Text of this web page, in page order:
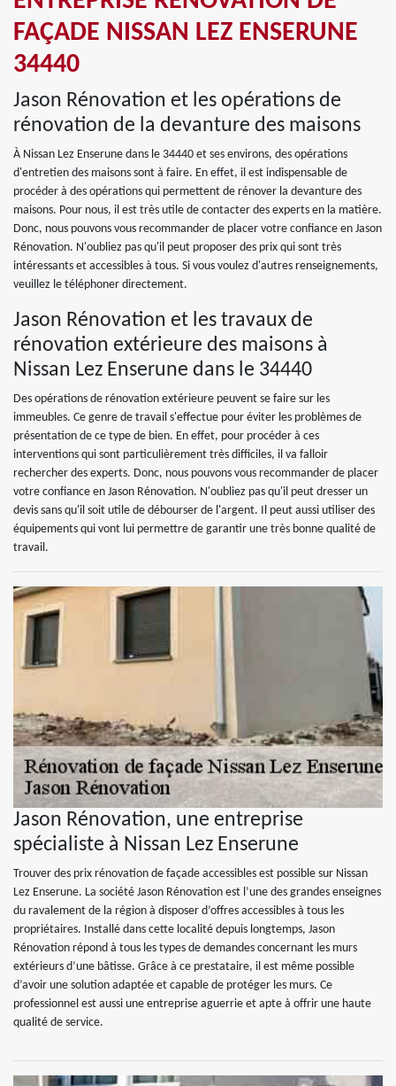
FAÇADE NISSAN LEZ ENSERUNE
34440
Jason Rénovation et les opérations de
rénovation de la devanture des maisons
À Nissan Lez Enserune dans le 34440 et ses environs, des opérations
d'entretien des maisons sont à faire. En effet, il est indispensable de
procéder à des opérations qui permettent de rénover la devanture des
maisons. Pour nous, il est très utile de contacter des experts en la matière.
Donc, nous pouvons vous recommander de placer votre confiance en Jason
Rénovation. N'oubliez pas qu'il peut proposer des prix qui sont très
intéressants et accessibles à tous. Si vous voulez d'autres renseignements,
veuillez le téléphoner directement.
Jason Rénovation et les travaux de
rénovation extérieure des maisons à
Nissan Lez Enserune dans le 34440
Des opérations de rénovation extérieure peuvent se faire sur les
immeubles. Ce genre de travail s'effectue pour éviter les problèmes de
présentation de ce type de bien. En effet, pour procéder à ces
interventions qui sont particulièrement très difficiles, il va falloir
rechercher des experts. Donc, nous pouvons vous recommander de placer
votre confiance en Jason Rénovation. N'oubliez pas qu'il peut dresser un
devis sans qu'il soit utile de débourser de l'argent. Il peut aussi utiliser des
équipements qui vont lui permettre de garantir une très bonne qualité de
travail.
Jason Rénovation, une entreprise
spécialiste à Nissan Lez Enserune
Trouver des prix rénovation de façade accessibles est possible sur Nissan
Lez Enserune. La société Jason Rénovation est l’une des grandes enseignes
du ravalement de la région à disposer d’offres accessibles à tous les
propriétaires. Installé dans cette localité depuis longtemps, Jason
Rénovation répond à tous les types de demandes concernant les murs
extérieurs d’une bâtisse. Grâce à ce prestataire, il est même possible
d’avoir une solution adaptée et capable de protéger les murs. Ce
professionnel est aussi une entreprise aguerrie et apte à offrir une haute
qualité de service.